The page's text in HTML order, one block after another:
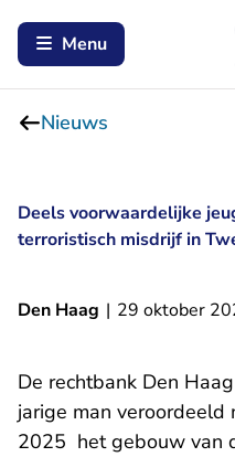
Menu
Nieuws
Deels voorwaardelijke
terroristisch misdrijf in
Den Haag | 29 oktober
De rechtbank Den
jarige man
2025 het gebouw van